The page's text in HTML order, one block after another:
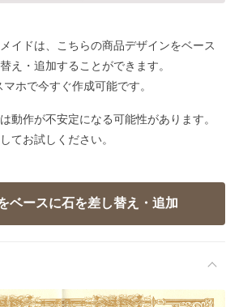
イドは、こちらの商品デザインをベース
え・追加することができます。
ホで今すぐ作成可能です。
動作が不安定になる可能性があります。
てお試しください。